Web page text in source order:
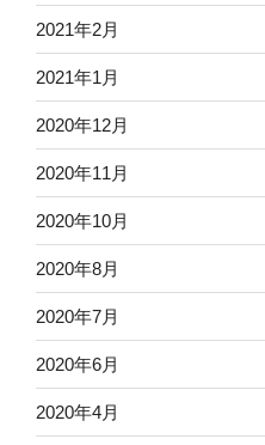
2021年2月
2021年1月
2020年12月
2020年11月
2020年10月
2020年8月
2020年7月
2020年6月
2020年4月